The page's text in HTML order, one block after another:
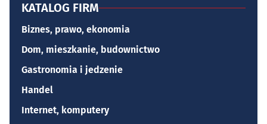
KATALOG FIRM
Biznes, prawo, ekonomia
Dom, mieszkanie, budownictwo
Gastronomia i jedzenie
Handel
Internet, komputery